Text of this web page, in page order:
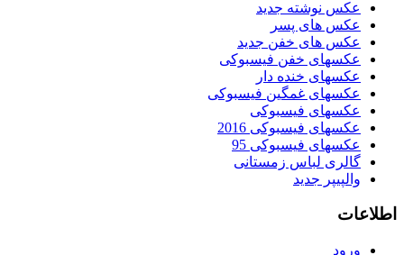
عکس نوشته جدید
عکس های پسر
عکس های خفن جدید
عکسهای خفن فیسبوکی
عکسهای خنده دار
عکسهای غمگین فیسبوکی
عکسهای فیسبوکی
عکسهای فیسبوکی 2016
عکسهای فیسبوکی 95
گالری لباس زمستانی
والپیپر جدید
اطلاعات
ورود